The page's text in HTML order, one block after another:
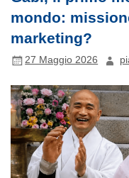
mondo:
marketing?
27 Maggio 2026